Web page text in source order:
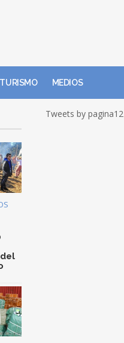
TURISMO MEDIOS
Tweets by pagina12